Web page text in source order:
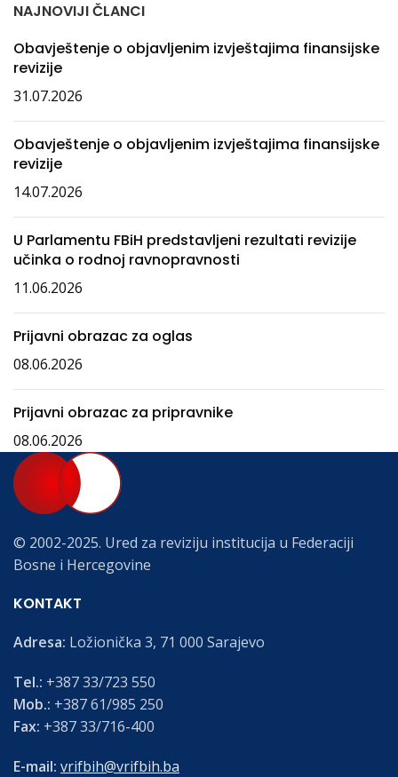
NAJNOVIJI ČLANCI
Obavještenje o objavljenim izvještajima finansijske
revizije
31.07.2026
Obavještenje o objavljenim izvještajima finansijske
revizije
14.07.2026
U Parlamentu FBiH predstavljeni rezultati revizije
učinka o rodnoj ravnopravnosti
11.06.2026
Prijavni obrazac za oglas
08.06.2026
Prijavni obrazac za pripravnike
08.06.2026
© 2002-2025. Ured za reviziju institucija u Federaciji
Bosne i Hercegovine
KONTAKT
Adresa: Ložionička 3, 71 000 Sarajevo
Tel.: +387 33/723 550
Mob.: +387 61/985 250
Fax: +387 33/716-400
E-mail: vrifbih@vrifbih.ba